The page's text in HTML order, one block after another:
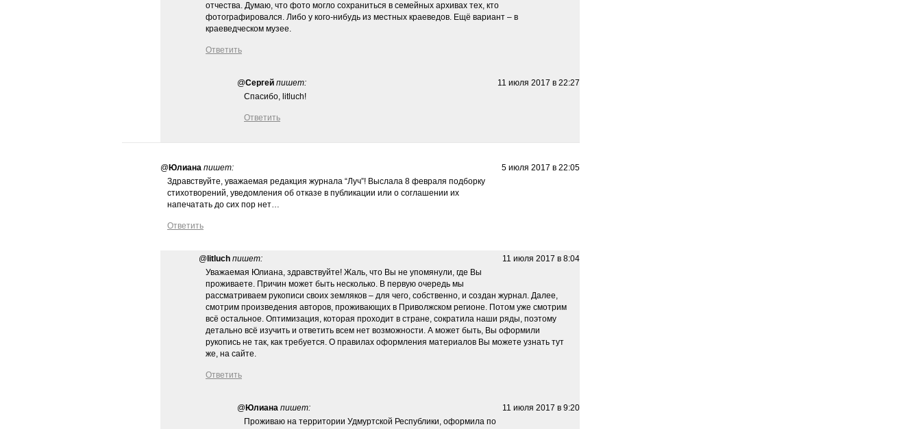
отчества. Думаю, что фото могло сохраниться в семейных архивах тех, кто
фотографировался. Либо у кого-нибудь из местных краеведов. Ещё вариант – в
краеведческом музее.
Ответить
11 июля 2017 в 22:27
@Сергей пишет:
Спасибо, litluch!
Ответить
5 июля 2017 в 22:05
@Юлиана пишет:
Здравствуйте, уважаемая редакция журнала “Луч”! Выслала 8 февраля подборку
стихотворений, уведомления об отказе в публикации или о соглашении их
напечатать до сих пор нет…
Ответить
11 июля 2017 в 8:04
@ litluch пишет:
Уважаемая Юлиана, здравствуйте! Жаль, что Вы не упомянули, где Вы
проживаете. Причин может быть несколько. В первую очередь мы
рассматриваем рукописи своих земляков – для чего, собственно, и создан журнал. Далее,
смотрим произведения авторов, проживающих в Приволжском регионе. Потом уже смотрим
всё остальное. Оптимизация, которая проходит в стране, сократила наши ряды, поэтому
детально всё изучить и ответить всем нет возможности. А может быть, Вы оформили
рукопись не так, как требуется. О правилах оформления материалов Вы можете узнать тут
же, на сайте.
Ответить
11 июля 2017 в 9:20
@Юлиана пишет:
Проживаю на территории Удмуртской Республики, оформила по